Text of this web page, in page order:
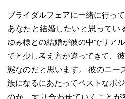
ブライダルフェアに一緒に行っ
あなたと結婚したいと思ってい
ゆみ様との結婚が彼の中でリア
でと少し考え方が違ってきて、
態なのだと思います。 彼のニー
族になるにあたってベストなポ
のか、すり合わせていくことが